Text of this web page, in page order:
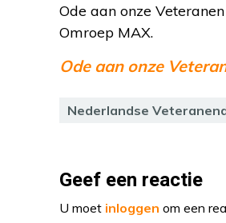
Ode aan onze
Omroep MAX.
Ode aan onze
Nederlandse
Geef een reactie
U moet inloggen om een